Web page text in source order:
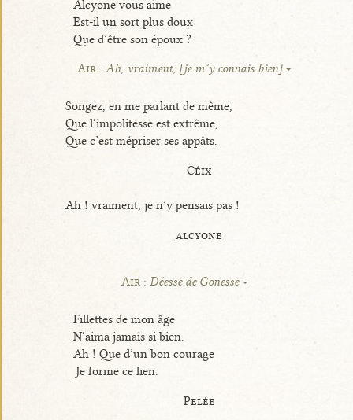
Alcyone vous aime
Est-il un sort plus doux
Que d’être son époux ?
Air :Ah, vraiment, [je m’y connais bien]
Songez, en me parlant de même,
Que l’impolitesse est extrême,
Que c’est mépriser ses appâts.
Céix
Ah ! vraiment, je n’y pensais pas !
alcyone
Air : Déesse de Gonesse
Fillettes de mon âge
N’aima jamais si bien.
Ah ! Que d’un bon courage
Je forme ce lien.
Pelée